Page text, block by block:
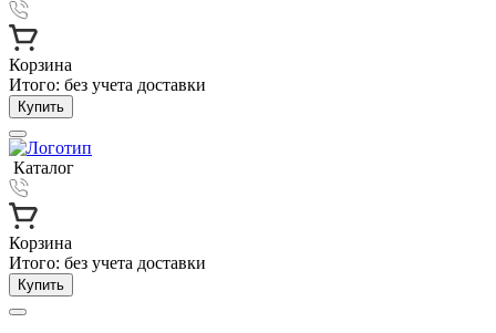
Корзина
Итого: без учета доставки
Купить
Каталог
Корзина
Итого: без учета доставки
Купить